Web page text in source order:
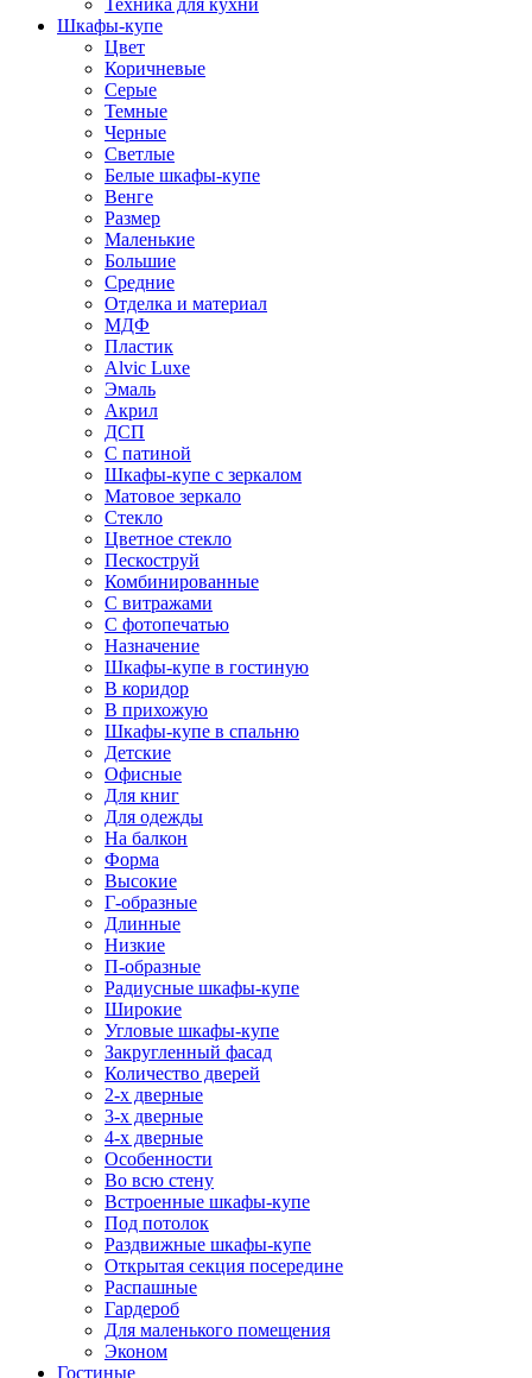
Техника для кухни
Шкафы-купе
Цвет
Коричневые
Серые
Темные
Черные
Светлые
Белые шкафы-купе
Венге
Размер
Маленькие
Большие
Средние
Отделка и материал
МДФ
Пластик
Alvic Luxe
Эмаль
Акрил
ДСП
С патиной
Шкафы-купе с зеркалом
Матовое зеркало
Стекло
Цветное стекло
Пескоструй
Комбинированные
С витражами
С фотопечатью
Назначение
Шкафы-купе в гостиную
В коридор
В прихожую
Шкафы-купе в спальню
Детские
Офисные
Для книг
Для одежды
На балкон
Форма
Высокие
Г-образные
Длинные
Низкие
П-образные
Радиусные шкафы-купе
Широкие
Угловые шкафы-купе
Закругленный фасад
Количество дверей
2-х дверные
3-х дверные
4-х дверные
Особенности
Во всю стену
Встроенные шкафы-купе
Под потолок
Раздвижные шкафы-купе
Открытая секция посередине
Распашные
Гардероб
Для маленького помещения
Эконом
Гостиные